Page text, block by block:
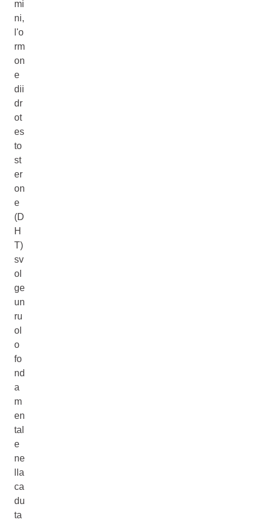
mi
ni,
l'o
rm
on
e
dii
dr
ot
es
to
st
er
on
e
(D
H
T)
sv
ol
ge
un
ru
ol
o
fo
nd
a
m
en
tal
e
ne
lla
ca
du
ta